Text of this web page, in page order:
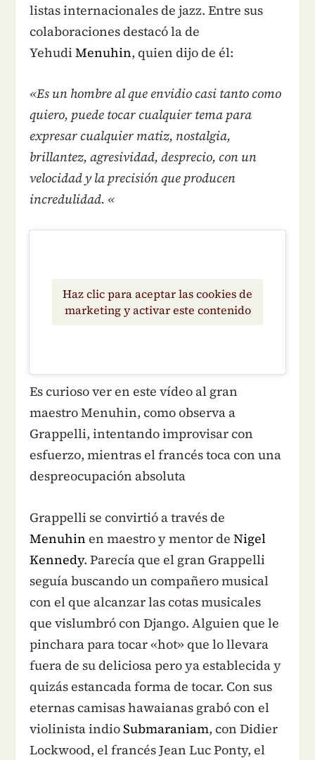
listas internacionales de jazz. Entre sus
colaboraciones destacó la de
YehudiMenuhin, quien dijo de él:
«Es un hombre al que envidio casi tanto como
quiero, puede tocar cualquier tema para
expresar cualquier matiz, nostalgia,
brillantez, agresividad, desprecio, con un
velocidad y la precisión que producen
incredulidad. «
Haz clic para aceptar las cookies de
marketing y activar este contenido
Es curioso ver en este vídeo al gran
maestro Menuhin, como observa a
Grappelli, intentando improvisar con
esfuerzo, mientras el francés toca con una
despreocupación absoluta
Grappelli se convirtió a través de
Menuhin en maestro y mentor deNigel
Kennedy. Parecía que el gran Grappelli
seguía buscando un compañero musical
con el que alcanzar las cotas musicales
que vislumbró con Django. Alguien que le
pinchara para tocar «hot» que lo llevara
fuera de su deliciosa pero ya establecida y
quizás estancada forma de tocar. Con sus
eternas camisas hawaianas grabó con el
violinista indioSubmaraniam, con Didier
Lockwood, el francés Jean Luc Ponty, el